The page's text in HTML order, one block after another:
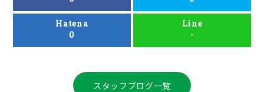
Hatena
0
Line
-
スタッフブログ一覧